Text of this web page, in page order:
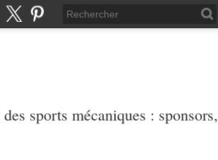
sports mécaniques : sponsors,